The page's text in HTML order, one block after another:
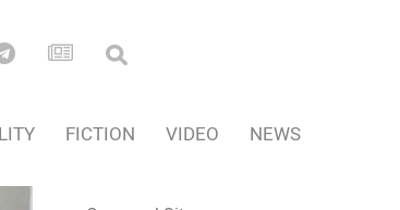
FICTION VIDEO NEWS